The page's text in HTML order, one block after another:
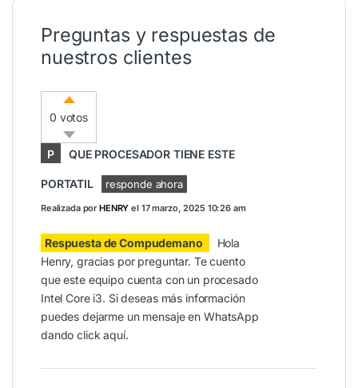
Preguntas y respuestas de
nuestros clientes
0 votos
P QUE PROCESADOR TIENE ESTE
PORTATIL responde ahora
Realizada porHENRY el 17 marzo, 2025 10:26 am
Respuesta de Compudemano
Hola
Henry, gracias por preguntar. Te cuento
que este equipo cuenta con un procesado
Intel Core i3. Si deseas más información
puedes dejarme un mensaje en WhatsApp
dando clickaquí.